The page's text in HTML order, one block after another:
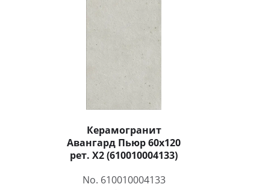
Керамогранит
Авангард Пьюр 60x120
рет. Х2 (610010004133)
No. 610010004133